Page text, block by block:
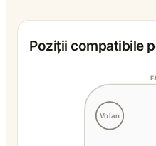
Poziții compatibile
Volan